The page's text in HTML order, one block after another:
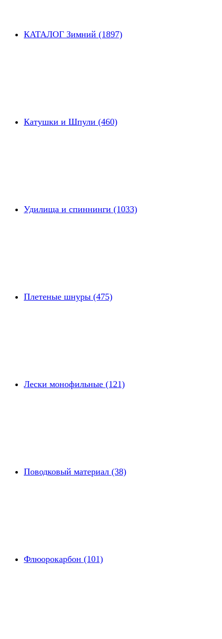
КАТАЛОГ Зимний (1897)
Катушки и Шпули (460)
Удилища и спиннинги (1033)
Плетеные шнуры (475)
Лески монофильные (121)
Поводковый материал (38)
Флюорокарбон (101)